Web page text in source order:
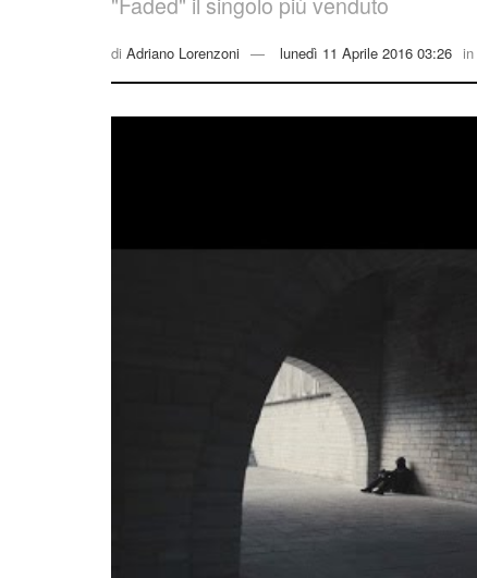
di Adriano Lorenzoni lunedì 11 Aprile 2016 03:26 in